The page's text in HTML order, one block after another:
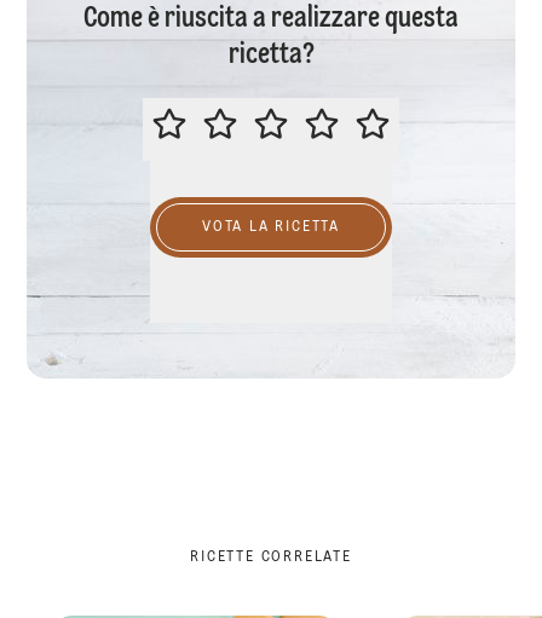
Come è riuscita a realizzare questa
ricetta?
VALUTA QUESTA RICETTA
VOTA LA RICETTA
RICETTE CORRELATE